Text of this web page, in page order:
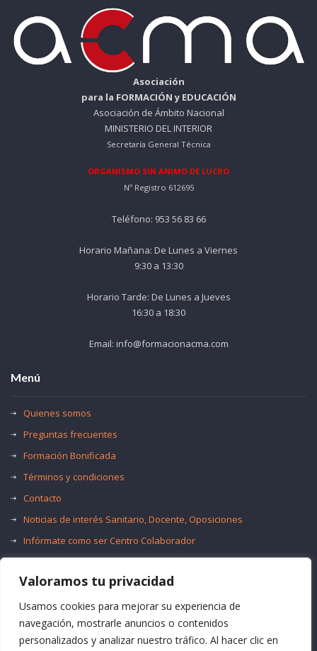
Valoramos tu privacidad
Usamos cookies para mejorar su experiencia de
navegación, mostrarle anuncios o contenidos
personalizados y analizar nuestro tráfico. Al hacer clic en
Asociación
para la FORMACIÓN y EDUCACIÓN
Asociación de Ámbito Nacional
MINISTERIO DEL INTERIOR
Secretaría General Técnica
ORGANISMO SIN ÁNIMO DE LUCRO
Nº Registro 612695
Teléfono: 953 56 83 66
Horario Mañana: De Lunes a Viernes
9:30 a 13:30
Horario Tarde: De Lunes a Jueves
16:30 a 18:30
Email: info@formacionacma.com
Menú
Quienes somos
Preguntas frecuentes
Formación Bonificada
Términos y condiciones
Contacto
Noticias de interés Sanitario, Docente, Oposiciones
Infórmate como ser Centro Colaborador
Oferta de Empleo Público
Bolsas de Empleo